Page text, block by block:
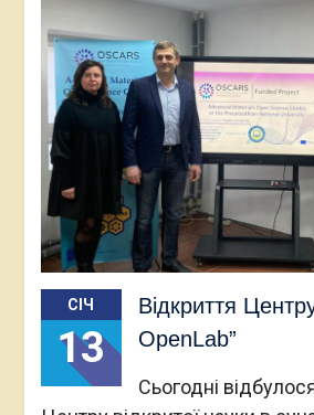
СІЧ
13
Відкриття
OpenLab”
Сьогодні